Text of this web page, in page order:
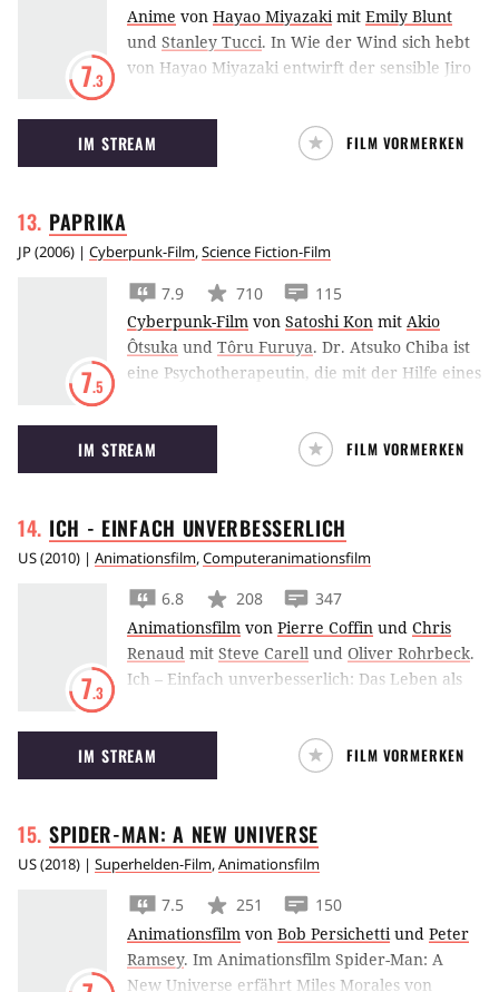
7.3
Anime von Hayao Miyazaki mit Emily Blunt
und Stanley Tucci. In Wie der Wind sich hebt
von Hayao Miyazaki entwirft der sensible Jiro
Fighter aus dem Zweiten Weltkrieg.
IM STREAM FILM VORMERKEN
PAPRIKA
JP(2006) | Cyberpunk-Film,Science Fiction-Film
7.5
7.9 710
115
Cyberpunk-Film von Satoshi Kon mit Akio
Ôtsuka und Tôru Furuya. Dr. Atsuko Chiba ist
eine Psychotherapeutin, die mit der Hilfe eines
Bewältigung ihrer Probleme helfen kann. Mit
diesem Gerät hat sie nämlich die Möglichkeit,
in das Unbewußte und die Träume der
verborgenen Ängste und Ursachen ihrer
Neurosen zu bekämpfen.
IM STREAM FILM VORMERKEN
ICH - EINFACH UNVERBESSERLICH
US(2010) | Animationsfilm,Computeranimationsfilm
7.3
6.8 208
347
Animationsfilm von Pierre Coffin und Chris
Renaud mit Steve Carell und Oliver Rohrbeck.
Ich – Einfach unverbesserlich: Das Leben als
für Fiesling Gru, doch das ändert sich, als er
zwangsweise drei Waisenmädchen adoptieren
muss.
IM STREAM FILM VORMERKEN
SPIDER-MAN: A NEW UNIVERSE
US(2018) | Superhelden-Film,Animationsfilm
7.5 251
150
Animationsfilm von Bob Persichetti und Peter
Ramsey. Im Animationsfilm Spider-Man: A
New Universe erfährt Miles Morales von